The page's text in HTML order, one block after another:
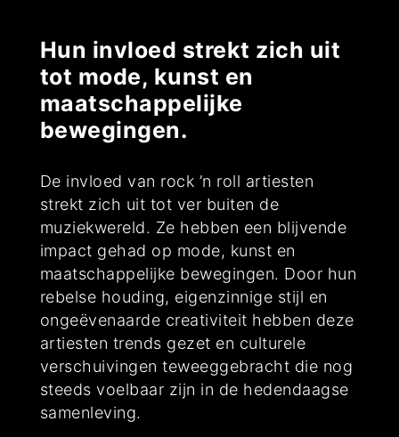
Hun invloed strekt zich uit
tot mode, kunst en
maatschappelijke
bewegingen.
De invloed van rock ’n roll artiesten
strekt zich uit tot ver buiten de
muziekwereld. Ze hebben een blijvende
impact gehad op mode, kunst en
maatschappelijke bewegingen. Door hun
rebelse houding, eigenzinnige stijl en
ongeëvenaarde creativiteit hebben deze
artiesten trends gezet en culturele
verschuivingen teweeggebracht die nog
steeds voelbaar zijn in de hedendaagse
samenleving.